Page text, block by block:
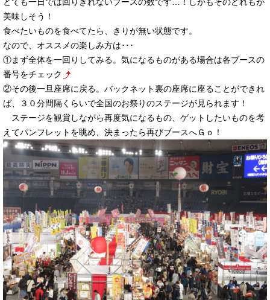
美味しそう！
食べたいものを食べてたら、きりが無い状態です。
なので、オススメの楽しみ方は･･･
①まず全体を一回りしてみる。気になるものがある場合は各ブースの
番号をチェック
②その後一旦座席に戻る。バックネット裏の座席に座ることができれ
ば、３０分間隔くらいで全国のお祭りのステージが見られます！
ステージを観賞しながら再度気になるもの、ゲットしたいものを考
えてパンフレットを眺め、決まったら再びブースへＧｏ！